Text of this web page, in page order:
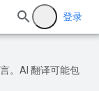
登录
。AI 翻译可能包